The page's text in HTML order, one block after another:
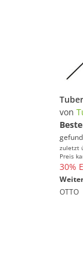
von
zuletzt
Preis
30%
OTTO